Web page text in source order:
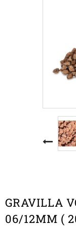
GRAVILLA
06/12MM (